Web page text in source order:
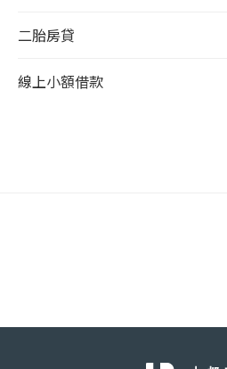
二胎房貸
線上小額借款